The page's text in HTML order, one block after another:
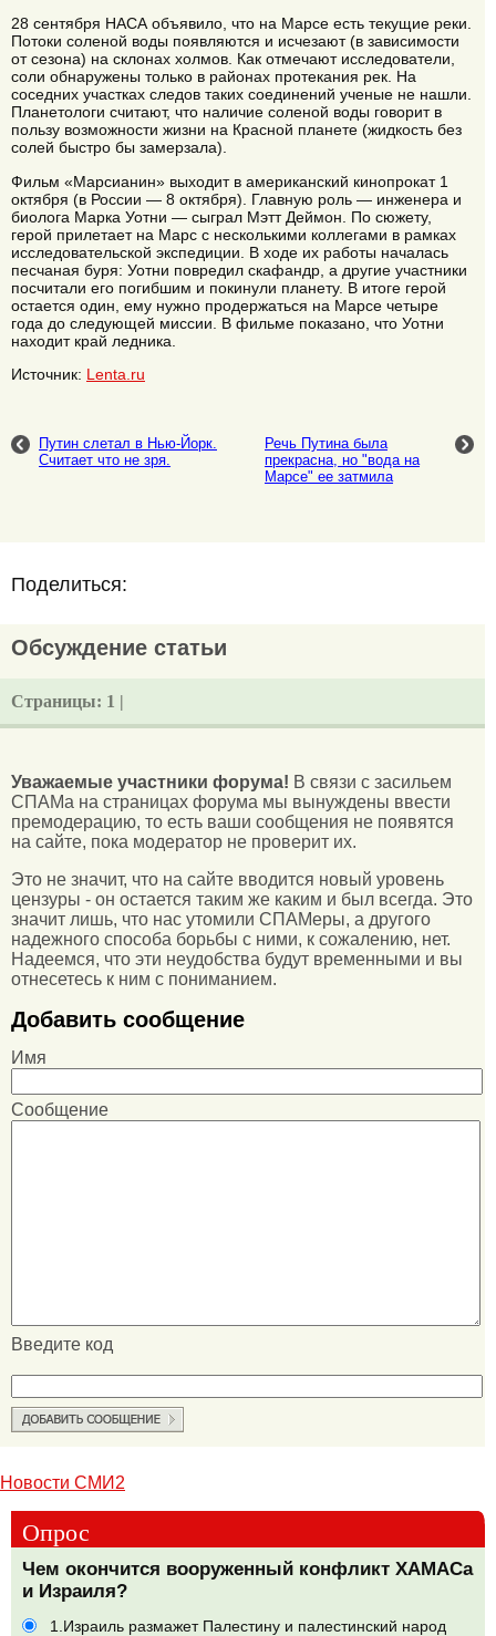
28 сентября НАСА объявило, что на Марсе есть текущие реки.
Потоки соленой воды появляются и исчезают (в зависимости
от сезона) на склонах холмов. Как отмечают исследователи,
соли обнаружены только в районах протекания рек. На
соседних участках следов таких соединений ученые не нашли.
Планетологи считают, что наличие соленой воды говорит в
пользу возможности жизни на Красной планете (жидкость без
солей быстро бы замерзала).
Фильм «Марсианин» выходит в американский кинопрокат 1
октября (в России — 8 октября). Главную роль — инженера и
биолога Марка Уотни — сыграл Мэтт Деймон. По сюжету,
герой прилетает на Марс с несколькими коллегами в рамках
исследовательской экспедиции. В ходе их работы началась
песчаная буря: Уотни повредил скафандр, а другие участники
посчитали его погибшим и покинули планету. В итоге герой
остается один, ему нужно продержаться на Марсе четыре
года до следующей миссии. В фильме показано, что Уотни
находит край ледника.
Источник: Lenta.ru
Путин слетал в Нью-Йорк.
Считает что не зря.
Речь Путина была
прекрасна, но "вода на
Марсе" ее затмила
Поделиться:
Обсуждение статьи
Страницы: 1 |
Уважаемые участники форума! В связи с засильем
СПАМа на страницах форума мы вынуждены ввести
премодерацию, то есть ваши сообщения не появятся
на сайте, пока модератор не проверит их.
Это не значит, что на сайте вводится новый уровень
цензуры - он остается таким же каким и был всегда. Это
значит лишь, что нас утомили СПАМеры, а другого
надежного способа борьбы с ними, к сожалению, нет.
Надеемся, что эти неудобства будут временными и вы
отнесетесь к ним с пониманием.
Добавить сообщение
Имя
Сообщение
Введите код
Новости СМИ2
Опрос
Чем окончится вооруженный конфликт ХАМАСа
и Израиля?
1.Израиль размажет Палестину и палестинский народ